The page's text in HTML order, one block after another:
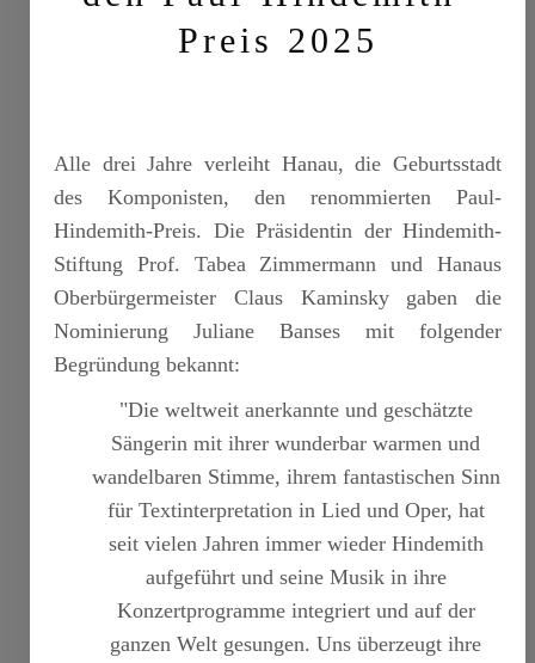
Preis 2025
Alle drei Jahre verleiht Hanau, die Geburtsstadt
des Komponisten, den renommierten Paul-
Hindemith-Preis. Die Präsidentin der Hindemith-
Stiftung Prof. Tabea Zimmermann und Hanaus
Oberbürgermeister Claus Kaminsky gaben die
Nominierung Juliane Banses mit folgender
Begründung bekannt:
"Die weltweit anerkannte und geschätzte
Sängerin mit ihrer wunderbar warmen und
wandelbaren Stimme, ihrem fantastischen Sinn
für Textinterpretation in Lied und Oper, hat
seit vielen Jahren immer wieder Hindemith
aufgeführt und seine Musik in ihre
Konzertprogramme integriert und auf der
ganzen Welt gesungen. Uns überzeugt ihre